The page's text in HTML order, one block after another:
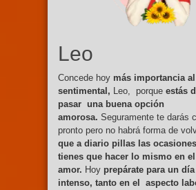
Leo
Concede hoy más importancia
sentimental, Leo, porque estás
pasar una buena opción
amorosa. Seguramente te darás
pronto pero no habrá forma de
que a diario pillas las
tienes que hacer lo mismo en el
amor. Hoy prepárate para un
intenso, tanto en el aspecto